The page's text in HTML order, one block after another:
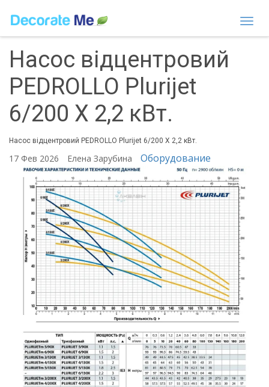
Насос відцентровий
PEDROLLO Plurijet
6/200 X 2,2 кВт.
Насос відцентровий PEDROLLO Plurijet 6/200 X 2,2 кВт.
17 Фев 2026 Елена Зарубина Оборудование